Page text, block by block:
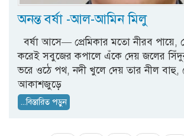
অনন্ত বর্ষা -আল-আমিন মিলু
বর্ষা আসে— প্রেমিকার মতো নীরব পায়ে,
করেই সবুজের কপালে এঁকে দেয় জলের
ভরে ওঠে পথ, নদী খুলে দেয় তার নীল বাহু,
আকাশজুড়ে
...বিস্তারিত পড়ুন